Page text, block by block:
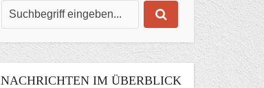
NACHRICHTEN IM ÜBERBLICK